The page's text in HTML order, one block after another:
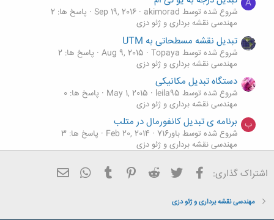
A
شروع شده توسط akimorad Sep 19, 2016 پاسخ ها: 2
مهندسی نقشه برداری و ژئو دزی
تبدیل نقشه مسطحاتی به UTM
شروع شده توسط Topaya Aug 9, 2015 پاسخ ها: 2
مهندسی نقشه برداری و ژئو دزی
دستگاه تبدیل مکانیکی
شروع شده توسط leila95 May 1, 2015
پاسخ ها: 0
مهندسی نقشه برداری و ژئو دزی
ب برنامه ی تبدیل کانفورمال در متلب
شروع شده توسط باور716 Feb 20, 2014
پاسخ ها: 3
مهندسی نقشه برداری و ژئو دزی
تبدیل نقشه سه بعدی به دو بعدی
شروع شده توسط ajamincc Jul 20, 2012
پاسخ ها: 5
اشتراک گذاری: فیسبوک تویتر Reddit
Pinterest
Tumblr
WhatsApp
مهندسی نقشه برداری و ژئو دزی